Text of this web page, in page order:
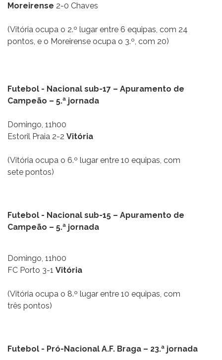
Moreirense 2-0 Chaves
(Vitória ocupa o 2.º lugar entre 6 equipas, com 24
pontos, e o Moreirense ocupa o 3.º, com 20)
Futebol - Nacional sub-17 – Apuramento de
Campeão – 5.ª jornada
Domingo, 11h00
Estoril Praia 2-2 Vitória
(Vitória ocupa o 6.º lugar entre 10 equipas, com
sete pontos)
Futebol - Nacional sub-15 – Apuramento de
Campeão – 5.ª jornada
Domingo, 11h00
FC Porto 3-1 Vitória
(Vitória ocupa o 8.º lugar entre 10 equipas, com
três pontos)
Futebol - Pró-Nacional A.F. Braga – 23.ª jornada